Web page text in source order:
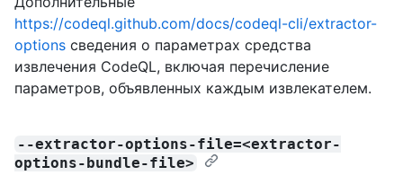
https://codeql.github.com/docs/codeql-cli/extractor-
options сведения о параметрах средства
извлечения CodeQL, включая перечисление
параметров, объявленных каждым извлекателем.
--extractor-options-file=<extractor-
options-bundle-file>